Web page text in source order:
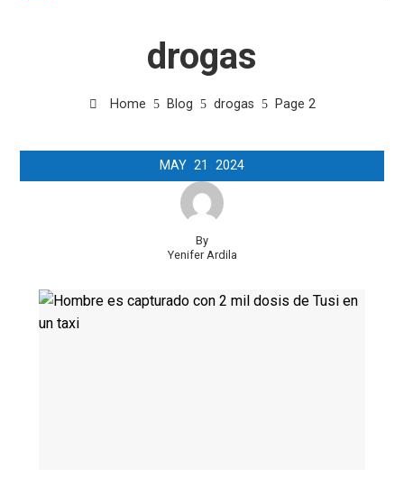
drogas
Home Blog drogas Page 2
MAY 21 2024
By
Yenifer Ardila